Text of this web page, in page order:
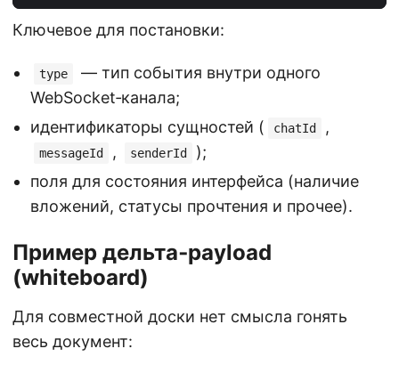
Ключевое для постановки:
type
— тип события внутри одного
WebSocket‑канала;
идентификаторы сущностей (
chatId ,
messageId , senderId
);
поля для состояния интерфейса (наличие
вложений, статусы прочтения и прочее).
Пример дельта‑payload
(whiteboard)
Для совместной доски нет смысла гонять
весь документ: